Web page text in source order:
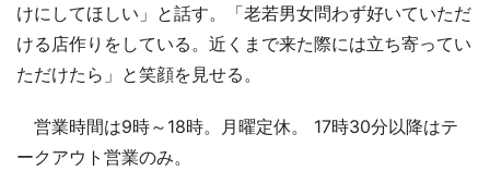
けにしてほしい」と話す。「老若男女問わず好いていただ
ける店作りをしている。近くまで来た際には立ち寄ってい
ただけたら」と笑顔を見せる。
営業時間は9時～18時。月曜定休。 17時30分以降はテ
ークアウト営業のみ。